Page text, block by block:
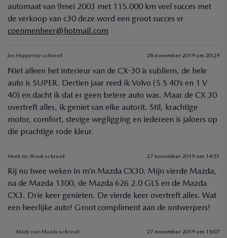
automaat van 9mei 2003 met 115.000 km veel succes met
de verkoop van c30 deze word een groot succes vr
coenmenheer@hotmail.com
Jos Hupperetz schreef: 28 november 2019 om 20:29
Niet alleen het interieur van de CX-30 is subliem, de hele
auto is SUPER. Dertien jaar reed ik Volvo (5 S 40’s en 1 V
40) en dacht ik dat er geen betere auto was. Maar de CX 30
overtreft alles, ik geniet van elke autorit. Stil, krachtige
motor, comfort, stevige wegligging en iedereen is jaloers op
die prachtige rode kleur.
Henk ter Braak schreef: 27 november 2019 om 14:51
Rij nu twee weken in m’n Mazda CX30. Mijn vierde Mazda,
na de Mazda 1300, de Mazda 626 2.0 GLS en de Mazda
CX3. Drie keer genieten. De vierde keer overtreft alles. Wat
een heerlijke auto! Groot compliment aan de ontwerpers!
Mady van Mazda schreef: 27 november 2019 om 15:07